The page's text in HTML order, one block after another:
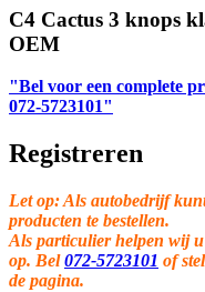
C4 Cactus 3 knops
OEM
"Bel voor een complete
072-5723101"
Registreren
Let op: Als autobedrijf
producten te bestellen.
Als particulier helpen wij
op. Bel072-5723101 of
de pagina.